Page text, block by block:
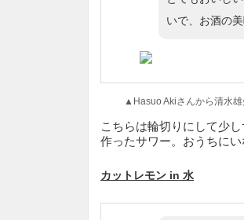
いで、お酒の
▲Hasuo Akiさんから清水
こちらは輪切りにして少
作ったサワー。おうちに
カットレモン in 水